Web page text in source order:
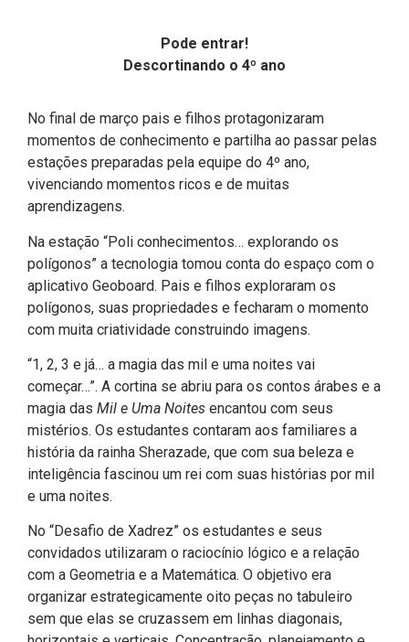
Pode entrar!
Descortinando o 4º ano
No final de março pais e filhos protagonizaram
momentos de conhecimento e partilha ao passar pelas
estações preparadas pela equipe do 4º ano,
vivenciando momentos ricos e de muitas
aprendizagens.
Na estação “Poli conhecimentos… explorando os
polígonos” a tecnologia tomou conta do espaço com o
aplicativo Geoboard. Pais e filhos exploraram os
polígonos, suas propriedades e fecharam o momento
com muita criatividade construindo imagens.
“1, 2, 3 e já… a magia das mil e uma noites vai
começar…”. A cortina se abriu para os contos árabes e a
magia das Mil e Uma Noites encantou com seus
mistérios. Os estudantes contaram aos familiares a
história da rainha Sherazade, que com sua beleza e
inteligência fascinou um rei com suas histórias por mil
e uma noites.
No “Desafio de Xadrez” os estudantes e seus
convidados utilizaram o raciocínio lógico e a relação
com a Geometria e a Matemática. O objetivo era
organizar estrategicamente oito peças no tabuleiro
sem que elas se cruzassem em linhas diagonais,